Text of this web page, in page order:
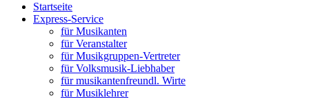
Startseite
Express-Service
für Musikanten
für Veranstalter
für Musikgruppen-Vertreter
für Volksmusik-Liebhaber
für musikantenfreundl. Wirte
für Musiklehrer